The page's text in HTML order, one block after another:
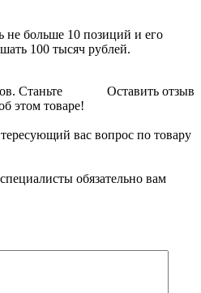
не больше 10 позиций и его
100 тысяч рублей.
Оставить отзыв
Станьте
этом товаре!
вас вопрос по товару
обязательно вам